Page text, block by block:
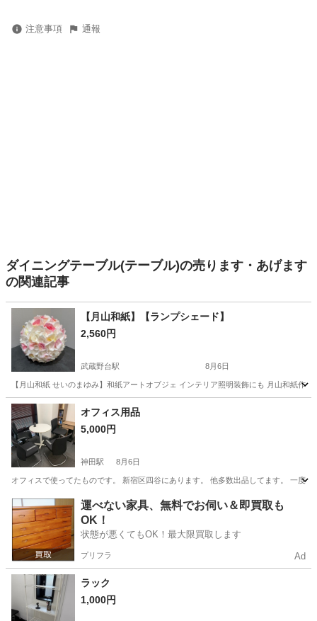
注意事項 通報
ダイニングテーブル(テーブル)の売ります・あげます
の関連記事
【月山和紙】【ランプシェード】
2,560円
武蔵野台駅 8月6日
【月山和紙 せいのまゆみ】和紙アートオブジェ インテリア照明装飾にも 月山和紙作
東京 府中市 武蔵野台駅
オフィス用品
5,000円
神田駅 8月6日
オフィスで使ってたものです。 新宿区四谷にあります。 他多数出品してます。 一度
東京 千代田区 神田駅 オフィス用家具
運べない家具、無料でお伺い＆即買取も
OK！
状態が悪くてもOK！最大限買取します
プリフラ Ad
ラック
1,000円